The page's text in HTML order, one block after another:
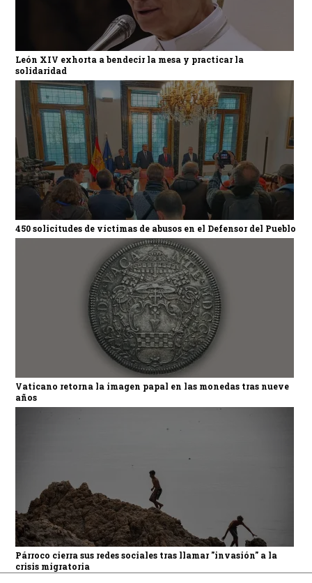
León XIV exhorta a bendecir la mesa y practicar la
solidaridad
450 solicitudes de víctimas de abusos en el Defensor del Pueblo
Vaticano retorna la imagen papal en las monedas tras nueve
años
Párroco cierra sus redes sociales tras llamar "invasión" a la
crisis migratoria